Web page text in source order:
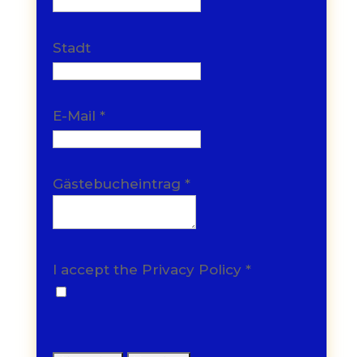
Stadt
E-Mail *
Gästebucheintrag *
I accept the Privacy Policy *